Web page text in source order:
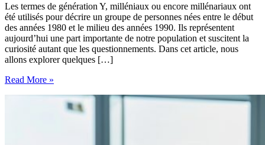
Les termes de génération Y, milléniaux ou encore millénariaux ont
été utilisés pour décrire un groupe de personnes nées entre le début
des années 1980 et le milieu des années 1990. Ils représentent
aujourd’hui une part importante de notre population et suscitent la
curiosité autant que les questionnements. Dans cet article, nous
allons explorer quelques […]
Comprendre
Read More »